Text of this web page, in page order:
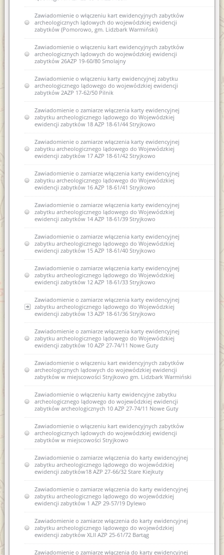
Zawiadomienie o włączeniu kart ewidencyjnych zabytków
archeologicznych lądowych do wojewódzkiej ewidencji
zabytków (Pomorowo, gm. Lidzbark Warmiński)
Zawiadomienie o włączeniu kart ewidencyjnych zabytków
archeologicznych lądowych do wojewódzkiej ewidencji
zabytków 26AZP 19-60/80 Smolajny
Zawiadomienie o włączeniu karty ewidencyjnej zabytku
archeologicznego lądowego do wojewódzkiej ewidencji
zabytków 2AZP 17-62/50 Pilnik
Zawiadomienie o zamiarze włączenia karty ewidencyjnej
zabytku archeologicznego lądowego do Wojewódzkiej
ewidencji zabytków 18 AZP 18-61/44 Stryjkowo
Zawiadomienie o zamiarze włączenia karty ewidencyjnej
zabytku archeologicznego lądowego do Wojewódzkiej
ewidencji zabytków 17 AZP 18-61/42 Stryjkowo
Zawiadomienie o zamiarze włączenia karty ewidencyjnej
zabytku archeologicznego lądowego do Wojewódzkiej
ewidencji zabytków 16 AZP 18-61/41 Stryjkowo
Zawiadomienie o zamiarze włączenia karty ewidencyjnej
zabytku archeologicznego lądowego do Wojewódzkiej
ewidencji zabytków 14 AZP 18-61/39 Stryjkowo
Zawiadomienie o zamiarze włączenia karty ewidencyjnej
zabytku archeologicznego lądowego do Wojewódzkiej
ewidencji zabytków 15 AZP 18-61/40 Stryjkowo
Zawiadomienie o zamiarze włączenia karty ewidencyjnej
zabytku archeologicznego lądowego do Wojewódzkiej
ewidencji zabytków 12 AZP 18-61/33 Stryjkowo
Zawiadomienie o zamiarze włączenia karty ewidencyjnej
zabytku archeologicznego lądowego do Wojewódzkiej
ewidencji zabytków 13 AZP 18-61/36 Stryjkowo
Zawiadomienie o zamiarze włączenia karty ewidencyjnej
zabytku archeologicznego lądowego do Wojewódzkiej
ewidencji zabytków 13 AZP 18-61/36 Stryjkowo
Zawiadomienie o zamiarze włączenia karty ewidencyjnej
zabytku archeologicznego lądowego do Wojewódzkiej
ewidencji zabytków 10 AZP 27-74/11 Nowe Guty
Zawiadomienie o włączeniu kart ewidencyjnych zabytków
archeologicznych lądowych do wojewódzkiej ewidencji
zabytków w miejscowości Stryjkowo gm. Lidzbark Warmiński
Zawiadomienie o włączeniu karty ewidencyjne zabytku
archeologicznego lądowego do wojewódzkiej ewidencji
zabytków archeologicznych 10 AZP 27-74/11 Nowe Guty
Zawiadomienie o włączeniu kart ewidencyjnych zabytków
archeologicznych lądowych do wojewódzkiej ewidencji
zabytków w miejscowości Stryjkowo
Zawiadomienie o zamiarze włączenia do karty ewidencyjnej
zabytku archeologicznego lądowego do wojewódzkiej
ewidencji zabytków18 AZP 27-66/32 Stare Kiejkuty
Zawiadomienie o zamiarze włączenia do karty ewidencyjnej
zabytku archeologicznego lądowego do wojewódzkiej
ewidencji zabytków 1 AZP 29-57/19 Dylewo
Zawiadomienie o zamiarze włączenia do karty ewidencyjnej
zabytku archeologicznego lądowego do wojewódzkiej
ewidencji zabytków XLII AZP 25-61/72 Bartąg
Zawiadomienie o zamiarze włączenia do karty ewidencyjnej